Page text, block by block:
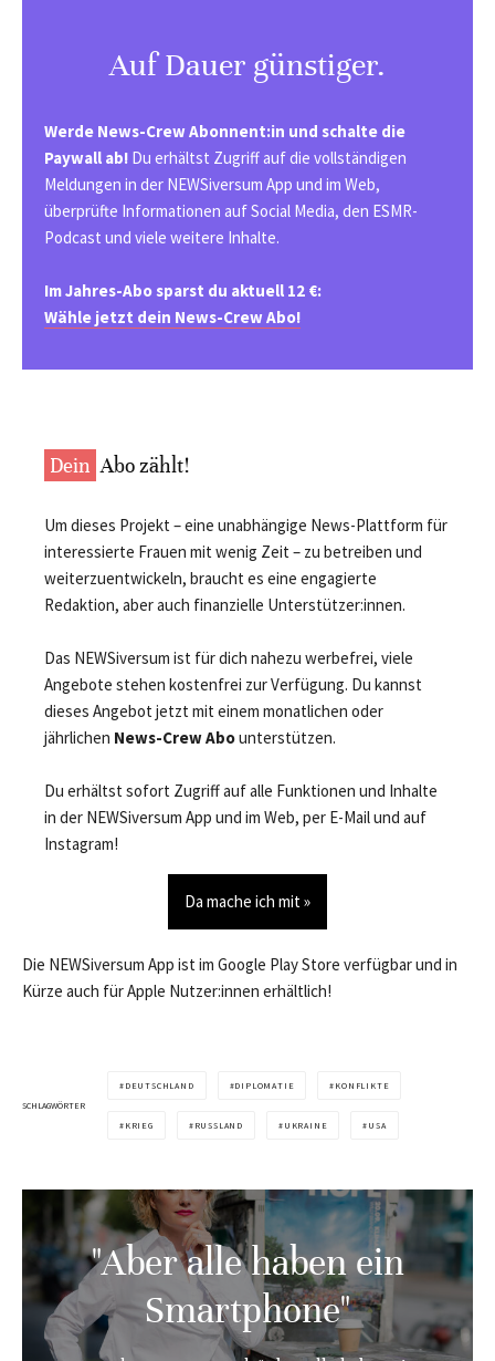
Auf Dauer günstiger.
Werde News-Crew Abonnent:in und schalte die
Paywall ab! Du erhältst Zugriff auf die vollständigen
Meldungen in der NEWSiversum App und im Web,
überprüfte Informationen auf Social Media, den ESMR-
Podcast und viele weitere Inhalte.
Im Jahres-Abo sparst du aktuell 12 €:
Wähle jetzt dein News-Crew Abo!
Dein Abo zählt!
Um dieses Projekt – eine unabhängige News-Plattform für
interessierte Frauen mit wenig Zeit – zu betreiben und
weiterzuentwickeln, braucht es eine engagierte
Redaktion, aber auch finanzielle Unterstützer:innen.
Das NEWSiversum ist für dich nahezu werbefrei, viele
Angebote stehen kostenfrei zur Verfügung. Du kannst
dieses Angebot jetzt mit einem monatlichen oder
jährlichen News-Crew Abounterstützen.
Du erhältst sofort Zugriff auf alle Funktionen und Inhalte
in der NEWSiversum App und im Web, per E-Mail und auf
Instagram!
Da mache ich mit »
Die NEWSiversum App ist im Google Play Store verfügbar und in
Kürze auch für Apple Nutzer:innen erhältlich!
SCHLAGWÖRTER
DEUTSCHLAND DIPLOMATIE KONFLIKTE
KRIEG RUSSLAND UKRAINE USA
"Aber alle haben ein
Smartphone"